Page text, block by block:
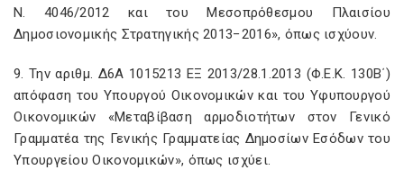
Ν. 4046/2012 και του Μεσοπρόθεσμου Πλαισίου
Δημοσιονομικής Στρατηγικής 2013−2016», όπως ισχύουν.
9. Την αριθμ. Δ6Α 1015213 ΕΞ 2013/28.1.2013 (Φ.Ε.Κ. 130Β΄)
απόφαση του Υπουργού Οικονομικών και του Υφυπουργού
Οικονομικών «Μεταβίβαση αρμοδιοτήτων στον Γενικό
Γραμματέα της Γενικής Γραμματείας Δημοσίων Εσόδων του
Υπουργείου Οικονομικών», όπως ισχύει.